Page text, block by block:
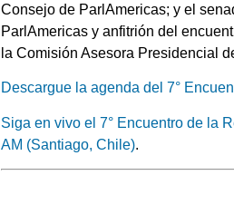
Consejo de ParlAmericas; y el
ParlAmericas y anfitrión del
la Comisión Asesora Presidencial
Descargue la agenda del 7°
Siga en vivo el 7° Encuentro de la
AM (Santiago, Chile).